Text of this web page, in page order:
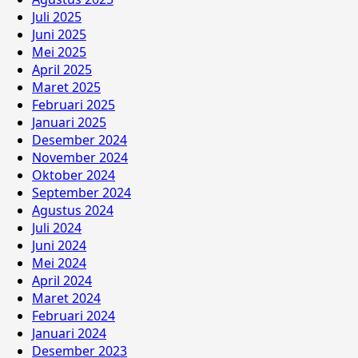
Juli 2025
Juni 2025
Mei 2025
April 2025
Maret 2025
Februari 2025
Januari 2025
Desember 2024
November 2024
Oktober 2024
September 2024
Agustus 2024
Juli 2024
Juni 2024
Mei 2024
April 2024
Maret 2024
Februari 2024
Januari 2024
Desember 2023